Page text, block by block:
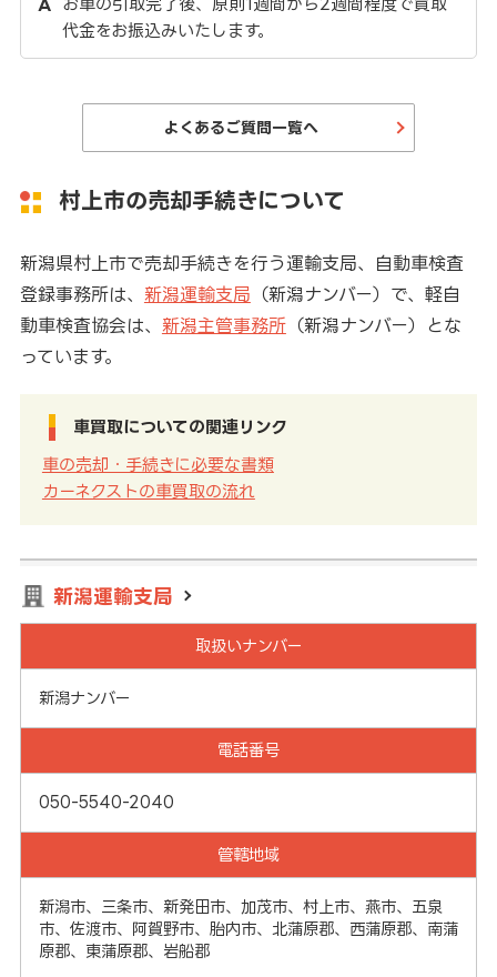
お車の引取完了後、原則1週間から2週間程度で買取
代金をお振込みいたします。
よくあるご質問一覧へ
村上市の売却手続きについて
新潟県村上市で売却手続きを行う運輸支局、自動車検査
登録事務所は、 新潟運輸支局 （新潟ナンバー）で、軽自
動車検査協会は、 新潟主管事務所（新潟ナンバー）とな
っています。
車買取についての関連リンク
車の売却・手続きに必要な書類
カーネクストの車買取の流れ
新潟運輸支局
取扱いナンバー
新潟ナンバー
電話番号
050-5540-2040
管轄地域
新潟市、三条市、新発田市、加茂市、村上市、燕市、五泉
市、佐渡市、阿賀野市、胎内市、北蒲原郡、西蒲原郡、南蒲
原郡、東蒲原郡、岩船郡